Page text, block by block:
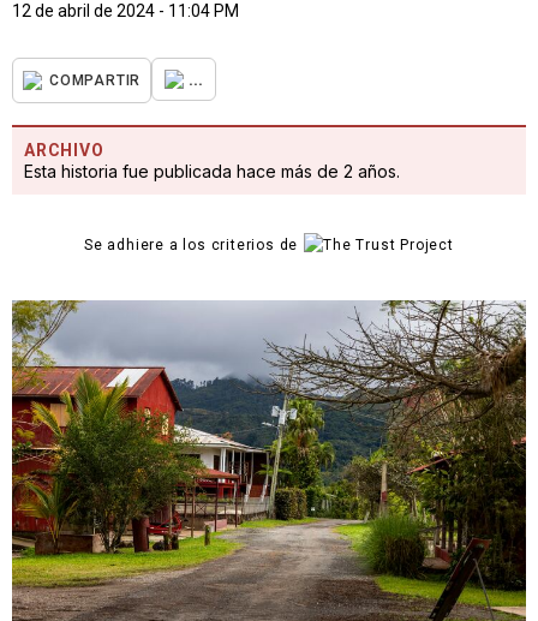
12 de abril de 2024 - 11:04 PM
COMPARTIR ...
ARCHIVO
Esta historia fue publicada hace más de 2 años.
Se adhiere a los criterios de